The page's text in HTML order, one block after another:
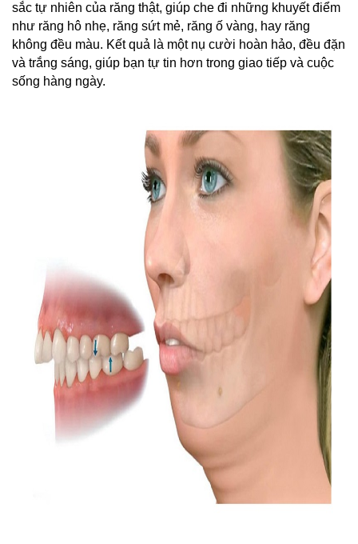
sắc tự nhiên của răng thật, giúp che đi những khuyết điểm
như răng hô nhẹ, răng sứt mẻ, răng ố vàng, hay răng
không đều màu. Kết quả là một nụ cười hoàn hảo, đều đặn
và trắng sáng, giúp bạn tự tin hơn trong giao tiếp và cuộc
sống hàng ngày.